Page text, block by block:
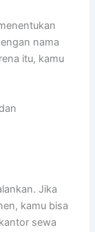
nama
itu, kamu
Jika
kamu bisa
sewa